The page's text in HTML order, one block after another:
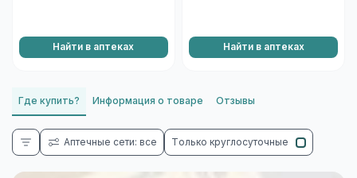
Найти в аптеках Найти в аптеках
Где купить? Информация о товаре Отзывы
Аптечные сети: все Только круглосуточные